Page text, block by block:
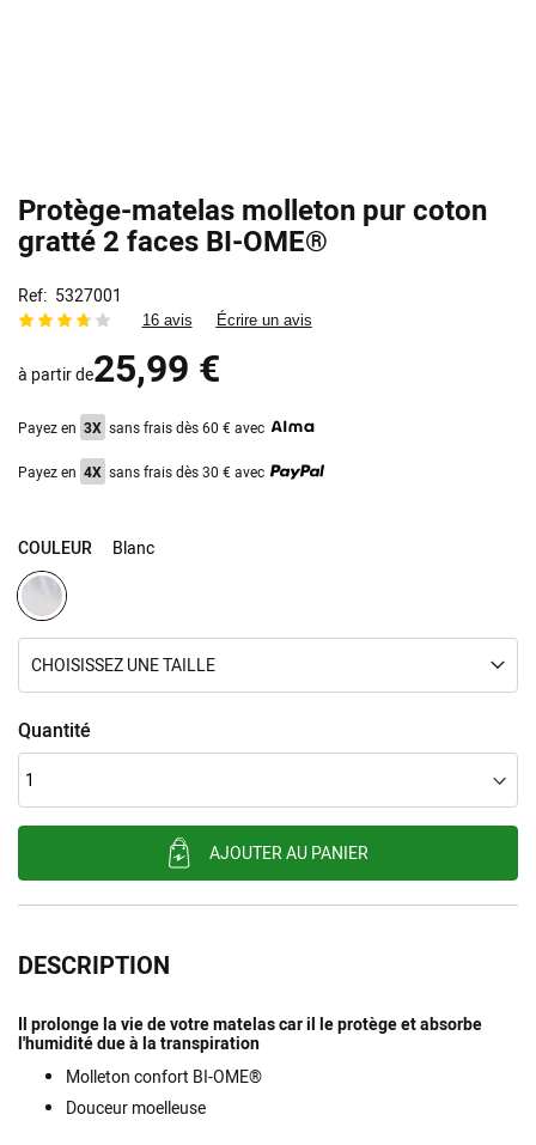
Protège-matelas molleton pur coton
gratté 2 faces BI-OME®
Ref 5327001
16 avis Écrire un avis
à partir de25,99 €
Payez en 3X sans frais dès 60 € avec
Payez en 4X sans frais dès 30 € avec
COULEUR Blanc
CHOISISSEZ UNE TAILLE
Quantité
AJOUTER AU PANIER
DESCRIPTION
Il prolonge la vie de votre matelas car il le protège et absorbe
l'humidité due à la transpiration
Molleton confort BI-OME®
Douceur moelleuse